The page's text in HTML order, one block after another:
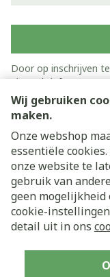
Wij gebruiken
maken.
Onze webshop
essentiële
onze website te
gebruik van
geen mogelijkheid
cookie-
detail uit in ons
Door op inschrijven
nieuwsbrief en gaat
Juridische links